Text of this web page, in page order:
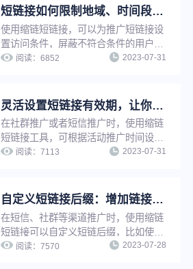
生成短链接，省时省力，并节省推广资
源。
短链接如何限制地域、时间段访问？简单三步，满足个性化推广需求
使用缩链短链接，可以为推广短链接设
置访问条件，屏蔽不符合条件的用户访
问，只有符合访问条件的用户才可以访
段、限制访问地域、限制访问设备、限
制访问环境等。
阅读：6852 2023-07-31
灵活设置短链接有效期，让你的推广页面永久可见或到期不可见
在社群推广或者短信推广时，使用缩链
短链接工具，可根据活动推广时间设置
短链接有效期为一段有限时间，以减少
效果。
阅读：7113 2023-07-31
自定义短链接后缀：增加链接辨识度与可信度，提升推广转化
在短信、社群等渠道推广时，使用缩链
短链接可以自定义短链后缀，比如使用
品牌域名做后缀，既能增加链接辨识度
阅读：7570 2023-07-28